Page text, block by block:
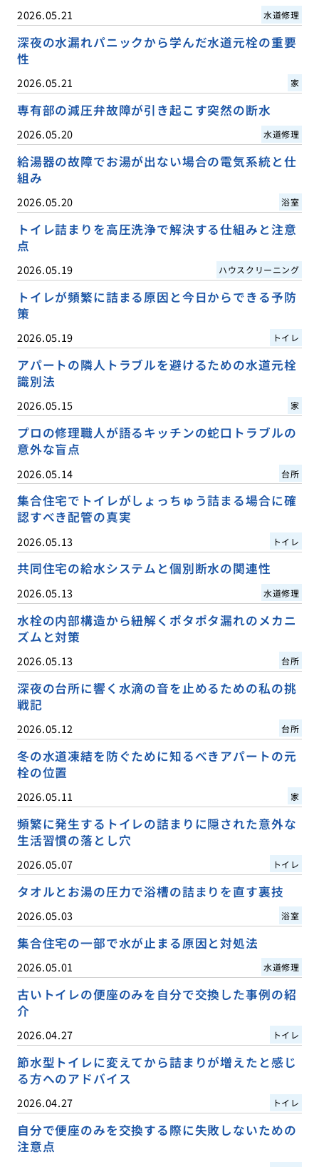
2026.05.21 水道修理
深夜の水漏れパニックから学んだ水道元栓の重要
性
2026.05.21 家
専有部の減圧弁故障が引き起こす突然の断水
2026.05.20 水道修理
給湯器の故障でお湯が出ない場合の電気系統と仕
組み
2026.05.20 浴室
トイレ詰まりを高圧洗浄で解決する仕組みと注意
点
2026.05.19 ハウスクリーニング
トイレが頻繁に詰まる原因と今日からできる予防
策
2026.05.19 トイレ
アパートの隣人トラブルを避けるための水道元栓
識別法
2026.05.15 家
プロの修理職人が語るキッチンの蛇口トラブルの
意外な盲点
2026.05.14 台所
集合住宅でトイレがしょっちゅう詰まる場合に確
認すべき配管の真実
2026.05.13 トイレ
共同住宅の給水システムと個別断水の関連性
2026.05.13 水道修理
水栓の内部構造から紐解くポタポタ漏れのメカニ
ズムと対策
2026.05.13 台所
深夜の台所に響く水滴の音を止めるための私の挑
戦記
2026.05.12 台所
冬の水道凍結を防ぐために知るべきアパートの元
栓の位置
2026.05.11 家
頻繁に発生するトイレの詰まりに隠された意外な
生活習慣の落とし穴
2026.05.07 トイレ
タオルとお湯の圧力で浴槽の詰まりを直す裏技
2026.05.03 浴室
集合住宅の一部で水が止まる原因と対処法
2026.05.01 水道修理
古いトイレの便座のみを自分で交換した事例の紹
介
2026.04.27 トイレ
節水型トイレに変えてから詰まりが増えたと感じ
る方へのアドバイス
2026.04.27 トイレ
自分で便座のみを交換する際に失敗しないための
注意点